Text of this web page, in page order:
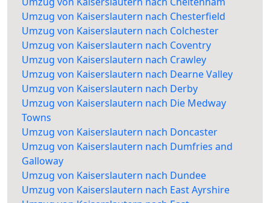
Umzug von Kaiserslautern nach Chesterfield
Umzug von Kaiserslautern nach Colchester
Umzug von Kaiserslautern nach Coventry
Umzug von Kaiserslautern nach Crawley
Umzug von Kaiserslautern nach Dearne Valley
Umzug von Kaiserslautern nach Derby
Umzug von Kaiserslautern nach Die Medway
Towns
Umzug von Kaiserslautern nach Doncaster
Umzug von Kaiserslautern nach Dumfries and
Galloway
Umzug von Kaiserslautern nach Dundee
Umzug von Kaiserslautern nach East Ayrshire